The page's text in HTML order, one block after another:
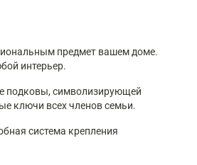
предмет вашем доме.
интерьер.
подковы, символизирующей
ключи всех членов семьи.
система крепления